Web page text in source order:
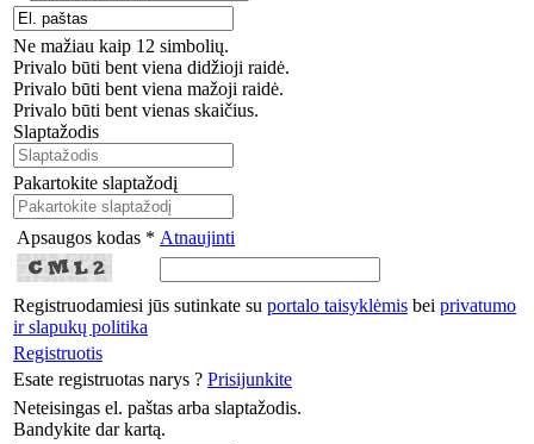
Ne mažiau kaip 12 simbolių.
Privalo būti bent viena didžioji raidė.
Privalo būti bent viena mažoji raidė.
Privalo būti bent vienas skaičius.
Slaptažodis
Pakartokite slaptažodį
Apsaugos kodas * Atnaujinti
Registruodamiesi jūs sutinkate su portalo taisyklėmis bei privatumo
ir slapukų politika
Registruotis
Esate registruotas narys ? Prisijunkite
Neteisingas el. paštas arba slaptažodis.
Bandykite dar kartą.